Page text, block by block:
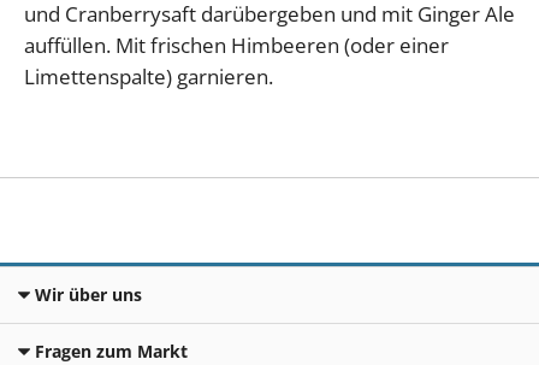
und Cranberrysaft darübergeben und mit Ginger Ale
auffüllen. Mit frischen Himbeeren (oder einer
Limettenspalte) garnieren.
Wir über uns
Fragen zum Markt